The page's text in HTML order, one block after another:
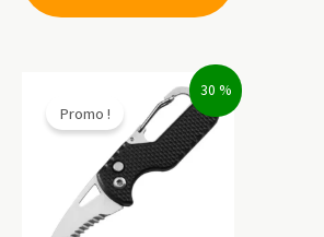
variations.
Les
30 %
Promo !